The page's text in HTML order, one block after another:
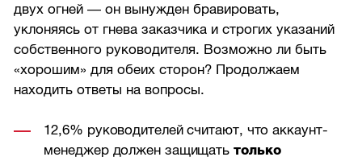
двух огней — он вынужден бравировать,
уклоняясь от гнева заказчика и строгих указаний
собственного руководителя. Возможно ли быть
«хорошим» для обеих сторон? Продолжаем
находить ответы на вопросы.
12,6% руководителей считают, что аккаунт-
менеджер должен защищать только